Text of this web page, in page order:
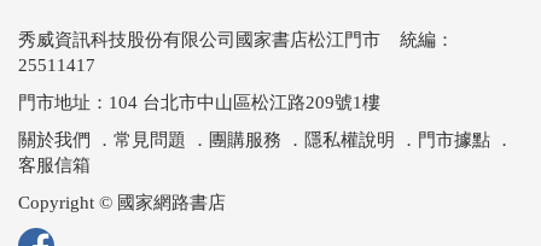
秀威資訊科技股份有限公司國家書店松江門市 統編：
25511417
門市地址：104 台北市中山區松江路209號1樓
關於我們
． 常見問題 ． 團購服務 ． 隱私權說明 ． 門市據點 ．
客服信箱
Copyright © 國家網路書店